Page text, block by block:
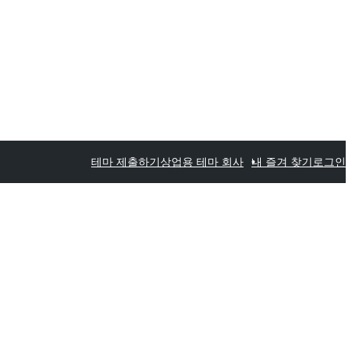
테마 제출하기상업용 테마 회사 내 즐겨 찾기 로그인